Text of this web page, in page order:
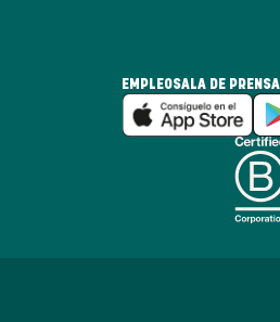
EMPLEOSALA DE PRENSA